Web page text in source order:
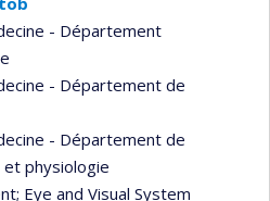
- Département
- Département de
- Département de
physiologie
; Eye and Visual System